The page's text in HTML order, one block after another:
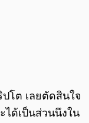
โต เลยตัดสินใจ
ได้เป็นส่วนนึงใน